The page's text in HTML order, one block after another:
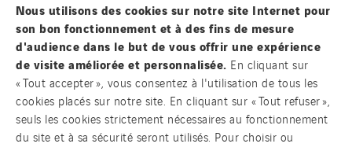
Contact
Mentions légales
Nous utilisons des cookies sur notre site Internet pour
son bon fonctionnement et à des fins de mesure
d'audience dans le but de vous offrir une expérience
de visite améliorée et personnalisée. En cliquant sur
« Tout accepter », vous consentez à l'utilisation de tous les
cookies placés sur notre site. En cliquant sur « Tout refuser »,
seuls les cookies strictement nécessaires au fonctionnement
du site et à sa sécurité seront utilisés. Pour choisir ou